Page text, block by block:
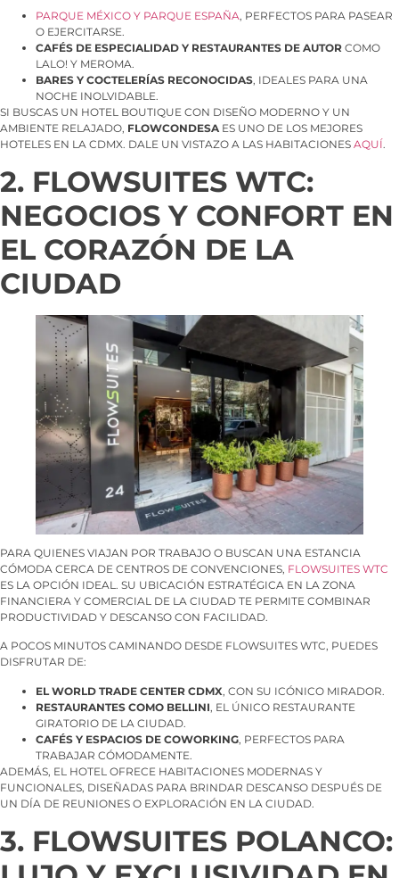
PARQUE MÉXICO Y PARQUE ESPAÑA, PERFECTOS PARA PASEAR
O EJERCITARSE.
CAFÉS DE ESPECIALIDAD Y RESTAURANTES DE AUTOR COMO
LALO! Y MEROMA.
BARES Y COCTELERÍAS RECONOCIDAS, IDEALES PARA UNA
NOCHE INOLVIDABLE.
SI BUSCAS UN HOTEL BOUTIQUE CON DISEÑO MODERNO Y UN
AMBIENTE RELAJADO, FLOWCONDESA ES UNO DE LOS MEJORES
HOTELES EN LA CDMX. DALE UN VISTAZO A LAS HABITACIONES AQUÍ.
2. FLOWSUITES WTC:
NEGOCIOS Y CONFORT EN
EL CORAZÓN DE LA
CIUDAD
PARA QUIENES VIAJAN POR TRABAJO O BUSCAN UNA ESTANCIA
CÓMODA CERCA DE CENTROS DE CONVENCIONES, FLOWSUITES WTC
ES LA OPCIÓN IDEAL. SU UBICACIÓN ESTRATÉGICA EN LA ZONA
FINANCIERA Y COMERCIAL DE LA CIUDAD TE PERMITE COMBINAR
PRODUCTIVIDAD Y DESCANSO CON FACILIDAD.
A POCOS MINUTOS CAMINANDO DESDE FLOWSUITES WTC, PUEDES
DISFRUTAR DE:
EL WORLD TRADE CENTER CDMX , CON SU ICÓNICO MIRADOR.
RESTAURANTES COMO BELLINI , EL ÚNICO RESTAURANTE
GIRATORIO DE LA CIUDAD.
CAFÉS Y ESPACIOS DE COWORKING , PERFECTOS PARA
TRABAJAR CÓMODAMENTE.
ADEMÁS, EL HOTEL OFRECE HABITACIONES MODERNAS Y
FUNCIONALES, DISEÑADAS PARA BRINDAR DESCANSO DESPUÉS DE
UN DÍA DE REUNIONES O EXPLORACIÓN EN LA CIUDAD.
3. FLOWSUITES POLANCO: